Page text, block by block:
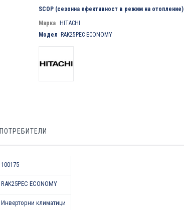
SCOP (сезонна ефективност в режим на отопление)
Марка HITACHI
Модел RAK25PEC ECONOMY
100175
RAK25PEC ECONOMY
Инверторни климатици